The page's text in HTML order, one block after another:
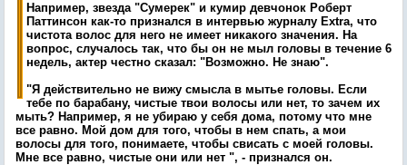
Например, звезда "Сумерек" и кумир девчонок Роберт
Паттинсон как-то признался в интервью журналу Extra, что
чистота волос для него не имеет никакого значения. На
вопрос, случалось так, что бы он не мыл головы в течение 6
недель, актер честно сказал: "Возможно. Не знаю".
"Я действительно не вижу смысла в мытье головы. Если
тебе по барабану, чистые твои волосы или нет, то зачем их
мыть? Например, я не убираю у себя дома, потому что мне
все равно. Мой дом для того, чтобы в нем спать, а мои
волосы для того, понимаете, чтобы свисать с моей головы.
Мне все равно, чистые они или нет ", - признался он.